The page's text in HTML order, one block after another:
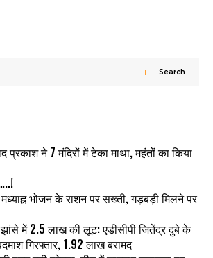
Search
प्रकाश ने 7 मंदिरों में टेका माथा, महंतों का किया
भोजन के राशन पर सख्ती, गड़बड़ी मिलने पर
में 2.5 लाख की लूट: एडीसीपी जितेंद्र दुबे के
गिरफ्तार, 1.92 लाख बरामद